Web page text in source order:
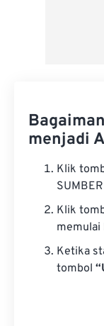
menjadi
Klik
Klik
memulai
Ketika
tombol